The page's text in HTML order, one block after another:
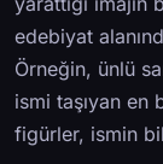
edebiyat
Örneğin, ünlü
ismi taşıyan
figürler, ismin